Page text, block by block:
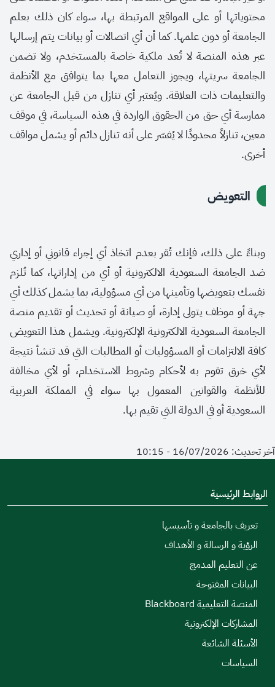
محتوياتها أو على المواقع المرتبطة بها، سواء كان ذلك بعلم
الجامعة أو دون علمها. كما أن أي اتصالات أو بيانات يتم إرسالها
عبر هذه المنصة لا تُعد ملكية خاصة بالمستخدم، ولا تضمن
الجامعة سريتها، ويجوز التعامل معها بما يتوافق مع الأنظمة
والتعليمات ذات العلاقة. ويُعتبر أي تنازل من قبل الجامعة عن
ممارسة أي حق من الحقوق الواردة في هذه السياسة، في موقف
معين، تنازلاً محدودًا لا يُفسّر على أنه تنازل دائم أو يشمل مواقف
أخرى.
التعويض
وبناءً على ذلك، فإنك تُقر بعدم اتخاذ أي إجراء قانوني أو إداري
ضد الجامعة السعودية الالكترونية أو أي من إداراتها، كما تُلزم
نفسك بتعويضها وتأمينها من أي مسؤولية، بما يشمل كذلك أي
جهة أو موظف يتولى إدارة، أو صيانة أو تحديث أو تقديم منصة
الجامعة السعودية الالكترونية الإلكترونية. ويشمل هذا التعويض
كافة الالتزامات أو المسؤوليات أو المطالبات التي قد تنشأ نتيجة
لأي خرق تقوم به لأحكام وشروط الاستخدام، أو لأي مخالفة
للأنظمة والقوانين المعمول بها سواء في المملكة العربية
السعودية أو في الدولة التي تقيم بها.
آخر تحديث: 16/07/2026 - 10:15
الروابط الرئيسية
تعريف بالجامعة و تأسيسها
الرؤية و الرسالة و الأهداف
عن التعليم المدمج
البيانات المفتوحة
المنصة التعليمية Blackboard
المشاركات الإلكترونية
الأسئلة الشائعة
السياسات